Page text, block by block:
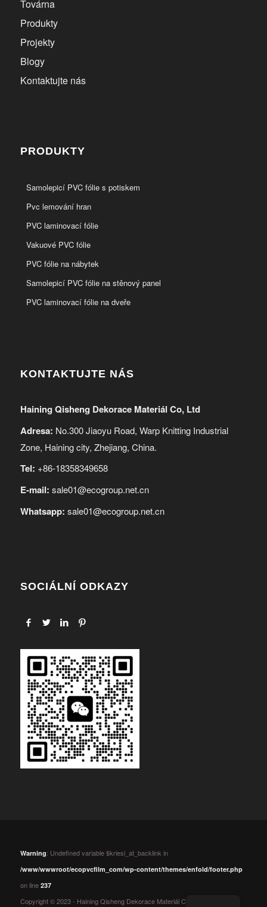
Továrna
Produkty
Projekty
Blogy
Kontaktujte nás
PRODUKTY
Samolepicí PVC fólie s potiskem
Pvc lemování hran
PVC laminovací fólie
Vakuové PVC fólie
PVC fólie na nábytek
Samolepicí PVC fólie na stěnový panel
PVC laminovací fólie na dveře
KONTAKTUJTE NÁS
Haining Qisheng Dekorace Materiál Co, Ltd
Adresa: No.300 Jiaoyu Road, Warp Knitting Industrial
Zone, Haining city, Zhejiang, China.
Tel: +86-18358349658
E-mail: sale01@ecogroup.net.cn
Whatsapp: sale01@ecogroup.net.cn
SOCIÁLNÍ ODKAZY
Warning: Undefined variable $kriesi_at_backlink in
/www/wwwroot/ecopvcfilm_com/wp-content/themes/enfold/footer.php
on line 237
Copyright © 2023 - Haining Qisheng Dekorace Materiál Co., Ltd.